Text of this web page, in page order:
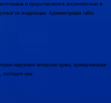
и предоставляются исключительно в
их владельцам. Администрация сайта
нарушают авторские права, принадлежащие
сообщите нам.